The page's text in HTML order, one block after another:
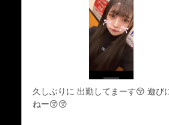
久しぶりに 出勤してまーす😚 遊び
ねー😚😚